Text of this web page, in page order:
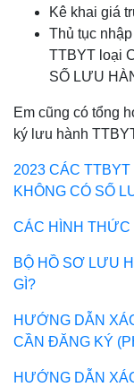
Kê khai giá
Thủ tục
TTBYT loại
SỐ LƯU
Em cũng có tổng
ký lưu hành
2023 CÁC
KHÔNG CÓ SỐ
CÁC HÌNH
BỘ HỒ SƠ LƯU
GÌ?
HƯỚNG DẪN
CẦN ĐĂNG KÝ
HƯỚNG DẪN